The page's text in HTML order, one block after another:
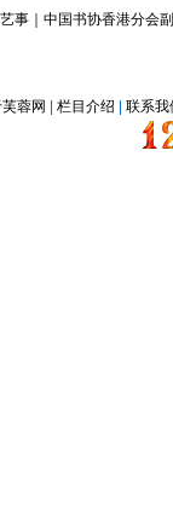
事｜中国书协香港分会
蓉网 栏目介绍 联系我